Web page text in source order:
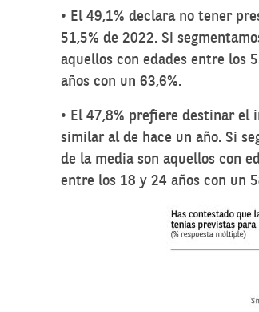
• El 49,1% declara no tener
51,5% de 2022. Si
aquellos con edades entre los
años con un 63,6%.
• El 47,8% prefiere destinar el
similar al de hace un año. Si
de la media son aquellos con
entre los 18 y 24 años con un